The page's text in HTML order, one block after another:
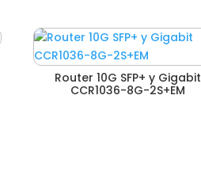
Router 10G SFP+ y Gigabit
CCR1036-8G-2S+EM